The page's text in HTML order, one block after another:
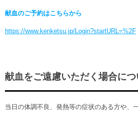
献血のご予約はこちらから
https://www.kenketsu.jp/Login?startURL=%2F
献血をご遠慮いただく場合につ
当日の体調不良、発熱等の症状のある方や、